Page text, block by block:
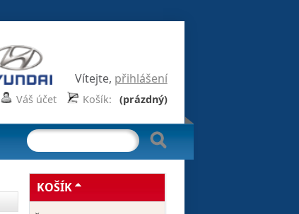
Vítejte, přihlášení
Košík: (prázdný)
Váš účet
KOŠÍK